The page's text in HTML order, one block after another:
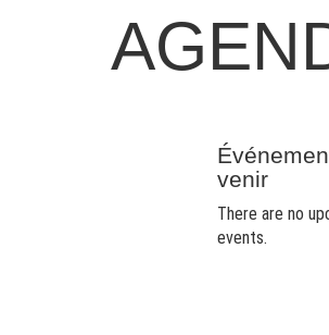
venir
There are no
events.